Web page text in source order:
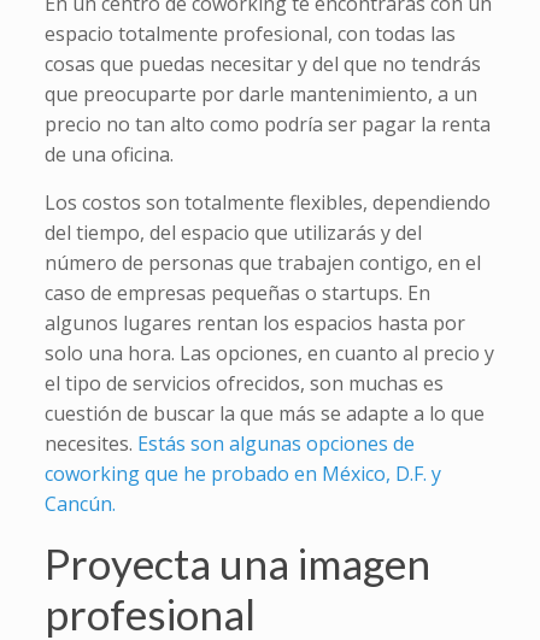
espacio totalmente profesional, con todas las
cosas que puedas necesitar y del que no tendrás
que preocuparte por darle mantenimiento, a un
precio no tan alto como podría ser pagar la renta
de una oficina.
Los costos son totalmente flexibles, dependiendo
del tiempo, del espacio que utilizarás y del
número de personas que trabajen contigo, en el
caso de empresas pequeñas o startups. En
algunos lugares rentan los espacios hasta por
solo una hora. Las opciones, en cuanto al precio y
el tipo de servicios ofrecidos, son muchas es
cuestión de buscar la que más se adapte a lo que
necesites. Estás son algunas opciones de
coworking que he probado en México, D.F. y
Cancún.
Proyecta una imagen
profesional